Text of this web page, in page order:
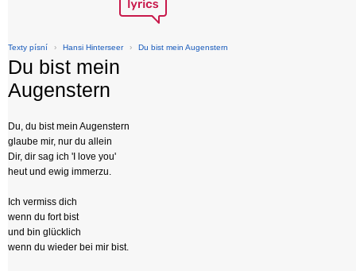
Texty písní › Hansi Hinterseer › Du bist mein Augenstern
Du bist mein
Augenstern
Du, du bist mein Augenstern
glaube mir, nur du allein
Dir, dir sag ich 'I love you'
heut und ewig immerzu.
Ich vermiss dich
wenn du fort bist
und bin glücklich
wenn du wieder bei mir bist.